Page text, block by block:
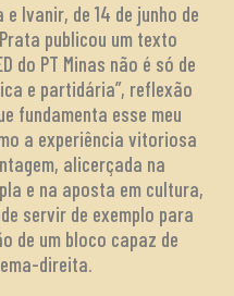
Ivanir, de 14 de junho de
publicou um texto
do PT Minas não é só de
e partidária”, reflexão
fundamenta esse meu
a experiência vitoriosa
alicerçada na
e na aposta em cultura,
servir de exemplo para
de um bloco capaz de
direita.